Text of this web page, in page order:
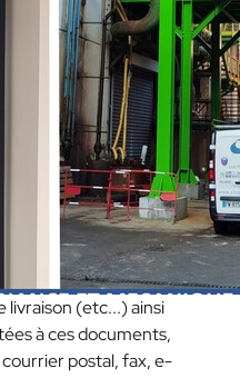
et approuvées
les rapports
CIC ORIO (ci-après
et ses fournisseurs (ci-
») dans le cadre
de produits ou de
désignées la ou les
aux
d'Achat nécessitera
Parties.
tels que bons de
(etc...) ainsi
à ces documents,
postal, fax, e-